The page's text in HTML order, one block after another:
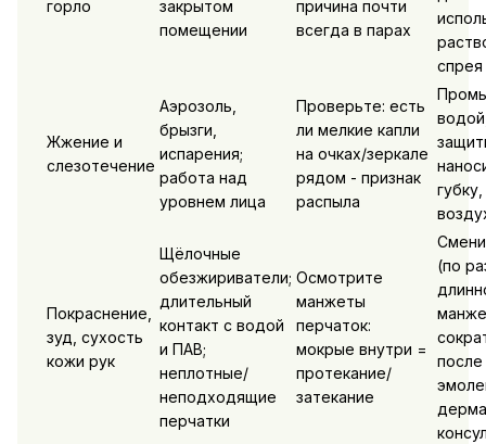
горло
закрытом
помещении
причина почти
всегда в парах
спрея
Жжение и
слезотечение
Аэрозоль,
брызги,
испарения;
работа над
уровнем лица
Проверьте: есть
ли мелкие капли
на очках/зеркале
рядом - признак
распыла
Покраснение,
зуд, сухость
кожи рук
Щёлочные
обезжириватели;
длительный
контакт с водой
и ПАВ;
неплотные/
неподходящие
перчатки
Осмотрите
манжеты
перчаток:
мокрые внутри =
протекание/
затекание
(по